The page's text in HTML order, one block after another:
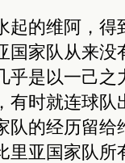
的维阿，得
国家队从来没
乎是以一己之
有时就连球队
队的经历留给
里亚国家队所